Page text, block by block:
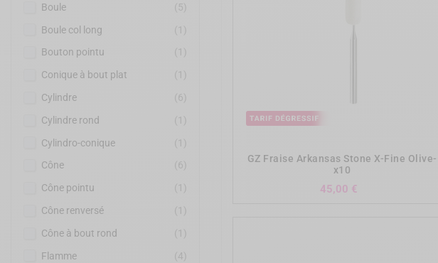
Boule
(5)
Boule col long
(1)
Bouton pointu
(1)
Conique à bout plat
(1)
Cylindre
(6)
Cylindre rond
(1)
Cylindro-conique
(1)
Cône
(6)
Cône pointu
(1)
Cône renversé
(1)
Cône à bout rond
(1)
Flamme
(4)
GZ Fraise Arkansas Stone X-Fine Olive-
x10
45,00 €